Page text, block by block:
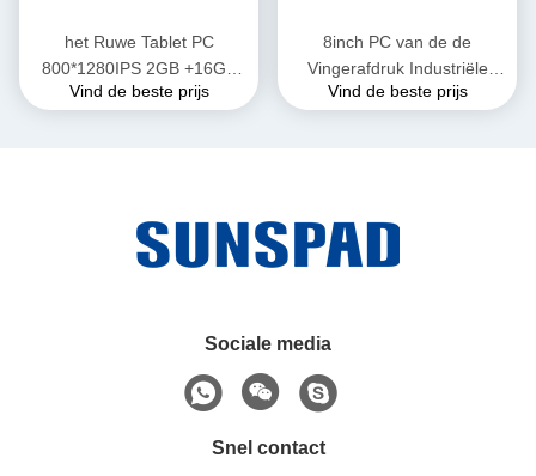
het Ruwe Tablet PC
800*1280IPS 2GB +16GB
8000mAh 2.0MP 8.0MP
Vind de beste prijs
8inch PC van de de
Vingerafdruk Industriële
Tablet van Android
Vind de beste prijs
Sociale media
Snel contact